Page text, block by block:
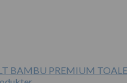
BAMBU PREMIUM